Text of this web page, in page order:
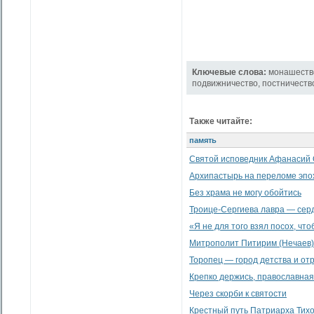
Ключевые слова:
подвижничество,
Также читайте:
память
Святой исповедник Афанасий
Архипастырь на переломе
Без храма не могу обойтись
Троице-Сергиева лавра —
«Я не для того взял посох,
Митрополит Питирим
Торопец — город детства и
Крепко держись,
Через скорби к святости
Крестный путь Патриарха